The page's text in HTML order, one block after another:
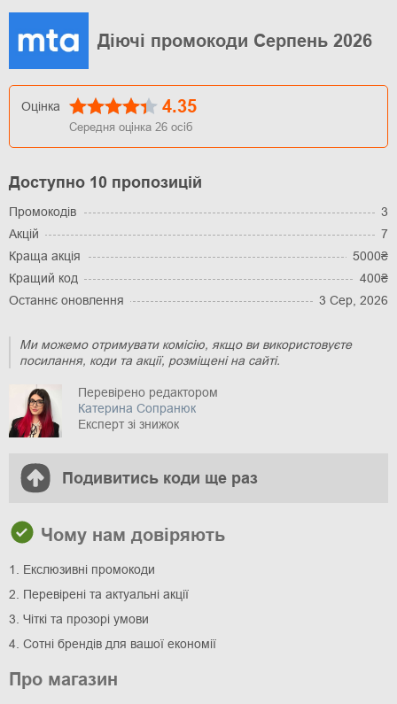
Діючі промокоди Серпень 2026
Оцінка 4.35
Середня оцінка 26 осіб
Доступно 10 пропозицій
Промокодів
3
Акцій
7
Краща акція
5000₴
Кращий код
400₴
Останнє оновлення
3 Сер, 2026
Ми можемо отримувати комісію, якщо ви використовуєте
посилання, коди та акції, розміщені на сайті.
Перевірено редактором
Катерина Сопранюк
Експерт зі знижок
Подивитись коди ще раз
Чому нам довіряють
1. Екслюзивні промокоди
2. Перевірені та актуальні акції
3. Чіткі та прозорі умови
4. Сотні брендів для вашої економії
Про магазин